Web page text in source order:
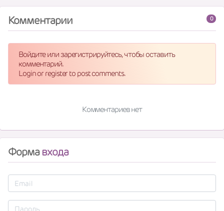
0
Комментарии
Войдите или зарегистрируйтесь, чтобы оставить
комментарий.
Login or register to post comments.
Комментариев нет
Формавхода